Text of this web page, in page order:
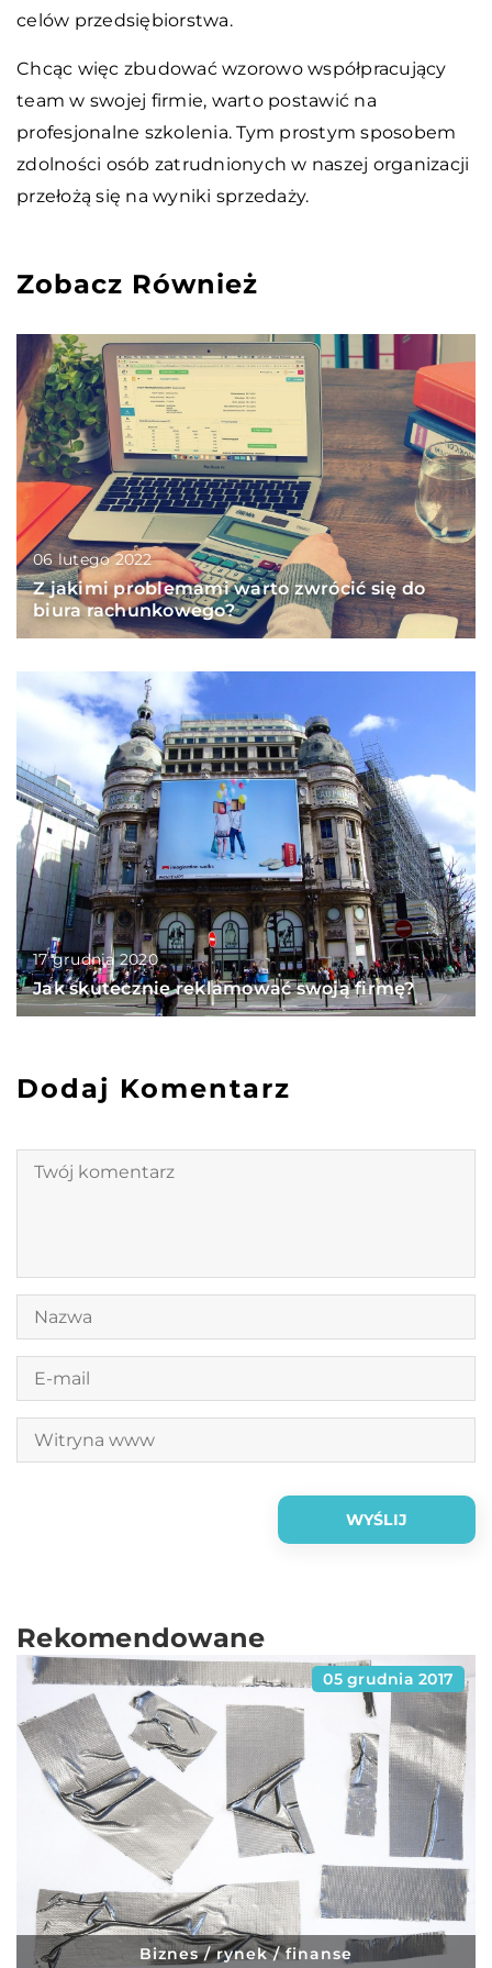
celów przedsiębiorstwa.
Chcąc więc zbudować wzorowo współpracujący
team w swojej firmie, warto postawić na
profesjonalne szkolenia. Tym prostym sposobem
zdolności osób zatrudnionych w naszej organizacji
przełożą się na wyniki sprzedaży.
Zobacz Również
06 lutego 2022
Z jakimi problemami warto zwrócić się do
biura rachunkowego?
17 grudnia 2020
Jak skutecznie reklamować swoją firmę?
Dodaj Komentarz
Rekomendowane
05 grudnia 2017
Biznes / rynek / finanse